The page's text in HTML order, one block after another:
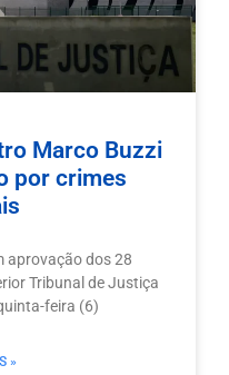
Marco Buzzi
por crimes
aprovação dos 28
Tribunal de Justiça
feira (6)
»